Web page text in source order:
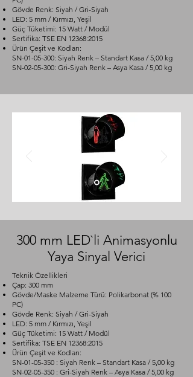
Gövde Renk: Siyah / Gri-Siyah
LED: 5 mm / Kırmızı, Yeşil
Güç Tüketimi: 15 Watt / Modül
Sertifika: TSE EN 12368:2015
Ürün Çeşit ve Kodları:
SN-01-05-300: Siyah Renk – Standart Kasa / 5,00 kg
SN-02-05-300: Gri-Siyah Renk – Asya Kasa / 5,00 kg
300 mm LED`li Animasyonlu
Yaya Sinyal Verici
Teknik Özellikleri
Çap: 300 mm
Gövde/Maske Malzeme Türü: Polikarbonat (% 100
PC)
Gövde Renk: Siyah / Gri-Siyah
LED: 5 mm / Kırmızı, Yeşil
Güç Tüketimi: 15 Watt / Modül
Sertifika: TSE EN 12368:2015
Ürün Çeşit ve Kodları:
SN-01-05-350 : Siyah Renk – Standart Kasa / 5,00 kg
SN-02-05-350 : Gri-Siyah Renk – Asya Kasa / 5,00 kg